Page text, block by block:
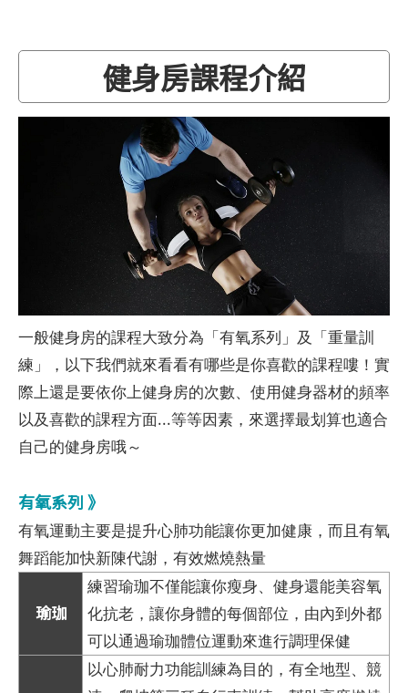
健身房課程介紹
一般健身房的課程大致分為「有氧系列」及「重量訓
練」，以下我們就來看看有哪些是你喜歡的課程嘍！實
際上還是要依你上健身房的次數、使用健身器材的頻率
以及喜歡的課程方面...等等因素，來選擇最划算也適合
自己的健身房哦～
有氧系列 》
有氧運動主要是提升心肺功能讓你更加健康，而且有氧
舞蹈能加快新陳代謝，有效燃燒熱量
瑜珈
練習瑜珈不僅能讓你瘦身、健身還能美容氧
化抗老，讓你身體的每個部位，由內到外都
可以通過瑜珈體位運動來進行調理保健
以心肺耐力功能訓練為目的，有全地型、競